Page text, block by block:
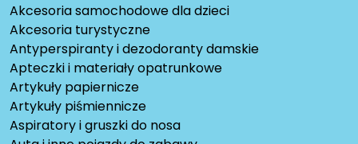
Akcesoria samochodowe dla dzieci
Akcesoria turystyczne
Antyperspiranty i dezodoranty damskie
Apteczki i materiały opatrunkowe
Artykuły papiernicze
Artykuły piśmiennicze
Aspiratory i gruszki do nosa